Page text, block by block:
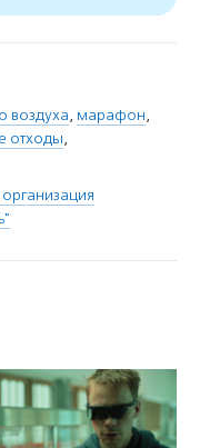
воздуха, марафон,
отходы,